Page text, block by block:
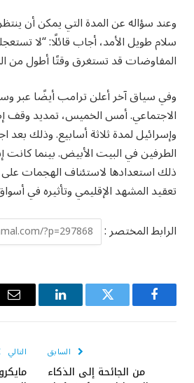
وعند سؤاله عن المدة التي يمكن أن
سلام طويل الأمد، أجاب قائلًا: “لا
المفاوضات قد تستغرق وقتًا أطول من
وفي سياق آخر أعلن ترامب أيضًا عبر
الاجتماعي. أمس الخميس، تمديد وقف
وإسرائيل لمدة ثلاثة أسابيع. وذلك
الطرفين في البيت الأبيض. بينما
ذلك استعدادها لاستئناف الهجمات على
تعقيد المشهد الإقليمي وتأثيره في
الرابط المختصر :
فيسبوك تويتر لينكدإن
السابق
من الجائحة إلى الذكاء
التالي